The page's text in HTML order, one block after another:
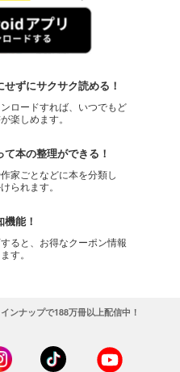
せずにサクサク読める！
ロードすれば、いつでもど
楽しめます。
本の整理ができる！
家ごとなどに本を分類し
られます。
能！
ると、お得なクーポン情報
す。
ンナップで188万冊以上配信中！